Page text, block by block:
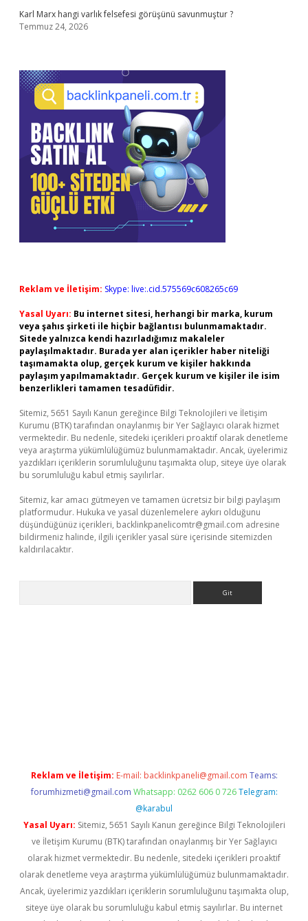
Karl Marx hangi varlık felsefesi görüşünü savunmuştur ?
Temmuz 24, 2026
Reklam ve İletişim: Skype: live:.cid.575569c608265c69
Yasal Uyarı: Bu internet sitesi, herhangi bir marka, kurum
veya şahıs şirketi ile hiçbir bağlantısı bulunmamaktadır.
Sitede yalnızca kendi hazırladığımız makaleler
paylaşılmaktadır. Burada yer alan içerikler haber niteliği
taşımamakta olup, gerçek kurum ve kişiler hakkında
paylaşım yapılmamaktadır. Gerçek kurum ve kişiler ile isim
benzerlikleri tamamen tesadüfidir.
Sitemiz, 5651 Sayılı Kanun gereğince Bilgi Teknolojileri ve İletişim
Kurumu (BTK) tarafından onaylanmış bir Yer Sağlayıcı olarak hizmet
vermektedir. Bu nedenle, sitedeki içerikleri proaktif olarak denetleme
veya araştırma yükümlülüğümüz bulunmamaktadır. Ancak, üyelerimiz
yazdıkları içeriklerin sorumluluğunu taşımakta olup, siteye üye olarak
bu sorumluluğu kabul etmiş sayılırlar.
Sitemiz, kar amacı gütmeyen ve tamamen ücretsiz bir bilgi paylaşım
platformudur. Hukuka ve yasal düzenlemelere aykırı olduğunu
düşündüğünüz içerikleri, backlinkpanelicomtr@gmail.com adresine
bildirmeniz halinde, ilgili içerikler yasal süre içerisinde sitemizden
kaldırılacaktır.
Reklam ve İletişim: E-mail: backlinkpaneli@gmail.com Teams:
forumhizmeti@gmail.com Whatsapp: 0262 606 0 726 Telegram:
@karabul
Yasal Uyarı: Sitemiz, 5651 Sayılı Kanun gereğince Bilgi Teknolojileri
ve İletişim Kurumu (BTK) tarafından onaylanmış bir Yer Sağlayıcı
olarak hizmet vermektedir. Bu nedenle, sitedeki içerikleri proaktif
olarak denetleme veya araştırma yükümlülüğümüz bulunmamaktadır.
Ancak, üyelerimiz yazdıkları içeriklerin sorumluluğunu taşımakta olup,
siteye üye olarak bu sorumluluğu kabul etmiş sayılırlar. Bu internet